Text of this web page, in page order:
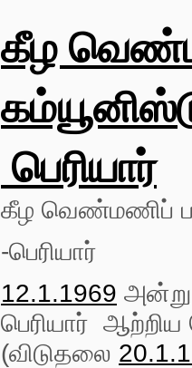
கீழ
பெரியார்
கீழ வெண்மணிப்
-பெரியார்
12.1.1969
பெரியார்
(விடுதலை